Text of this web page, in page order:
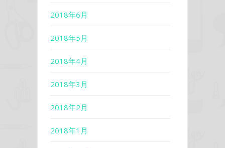
2018年6月
2018年5月
2018年4月
2018年3月
2018年2月
2018年1月